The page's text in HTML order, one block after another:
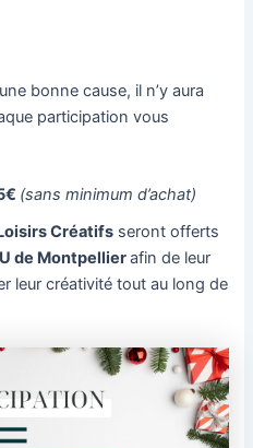
bonne cause, il n’y aura
participation vous
(sans minimum d’achat)
Créatifs seront offerts
de Montpellierafin de leur
leur créativité tout au long de